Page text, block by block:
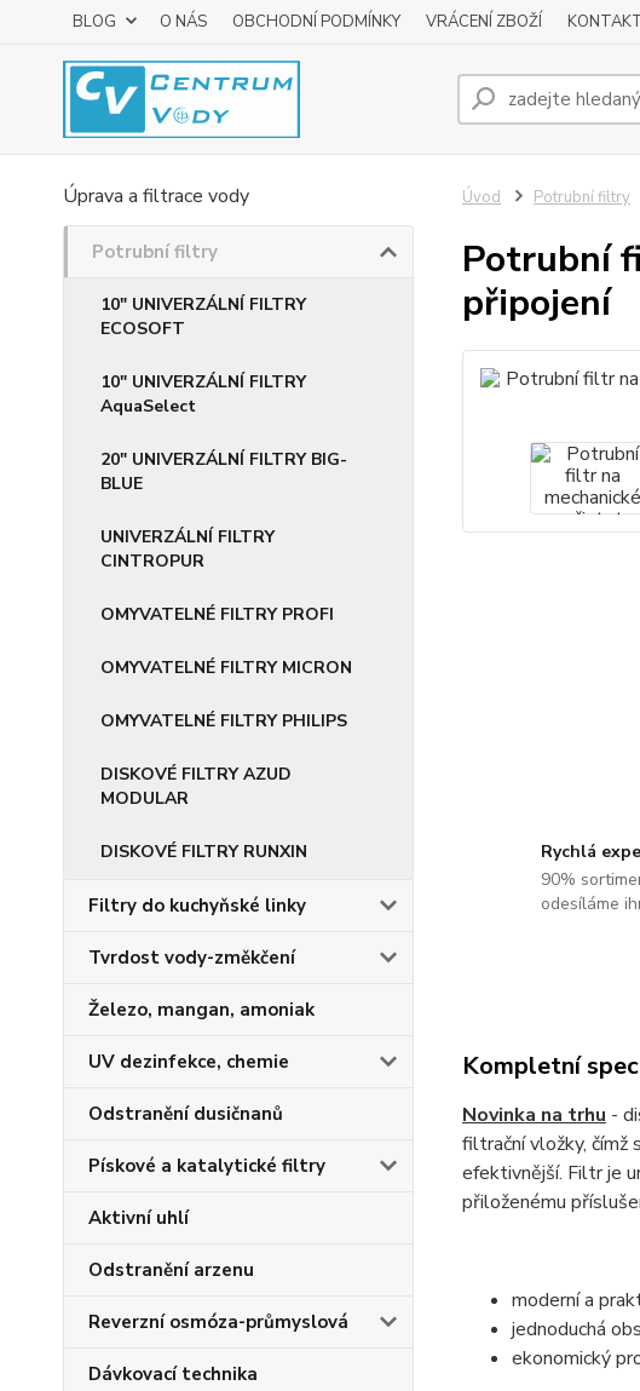
BLOG O NÁS OBCHODNÍ PODMÍNKY VRÁCENÍ ZBOŽÍ
Úprava a filtrace vody
Potrubní filtry
10" UNIVERZÁLNÍ FILTRY
ECOSOFT
10" UNIVERZÁLNÍ FILTRY
AquaSelect
20" UNIVERZÁLNÍ FILTRY BIG-
BLUE
UNIVERZÁLNÍ FILTRY
CINTROPUR
OMYVATELNÉ FILTRY PROFI
OMYVATELNÉ FILTRY MICRON
OMYVATELNÉ FILTRY PHILIPS
DISKOVÉ FILTRY AZUD
MODULAR
DISKOVÉ FILTRY RUNXIN
Filtry do kuchyňské linky
Tvrdost vody-změkčení
Železo, mangan, amoniak
UV dezinfekce, chemie
Odstranění dusičnanů
Pískové a katalytické filtry
Aktivní uhlí
Odstranění arzenu
Reverzní osmóza-průmyslová
Dávkovací technika
Úvod Potrubní filtry
Potrubní
připojení
Rychlá
90%
odesíláme
Kompletní
Novinka na trhu -
filtrační vložky, čímž
efektivnější. Filtr je
přiloženému
moderní a
jednoduchá
ekonomický